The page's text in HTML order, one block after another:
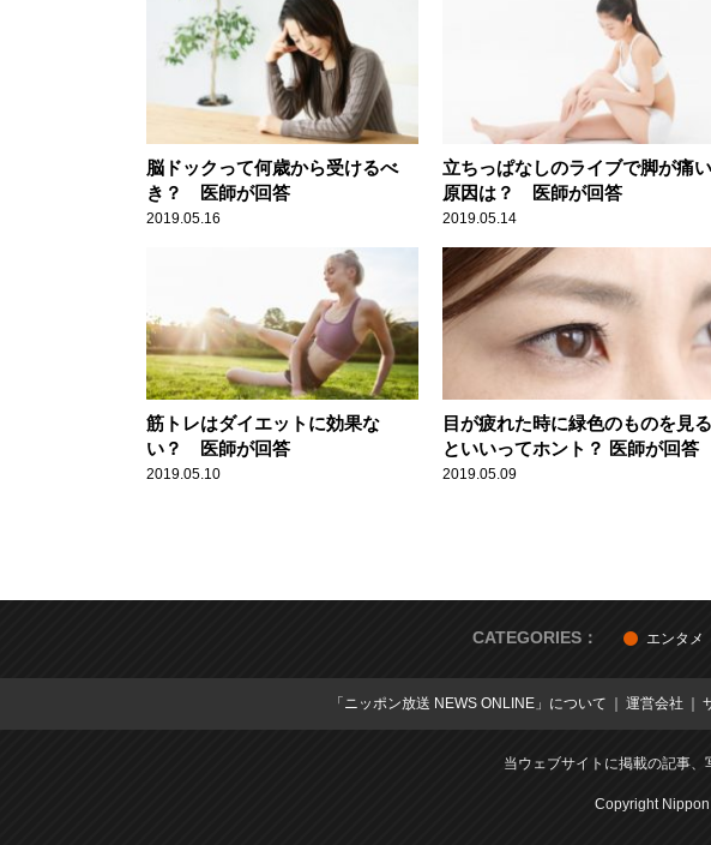
脳ドックって何歳から受けるべ
き？ 医師が回答
2019.05.16
立ちっぱなしのライブで脚が痛い
原因は？ 医師が回答
2019.05.14
筋トレはダイエットに効果な
い？ 医師が回答
2019.05.10
目が疲れた時に緑色のものを見る
といいってホント？ 医師が回答
2019.05.09
CATEGORIES： エンタメ
「ニッポン放送 NEWS ONLINE」について 運営会社
当ウェブサイトに掲載の記事、
Copyright